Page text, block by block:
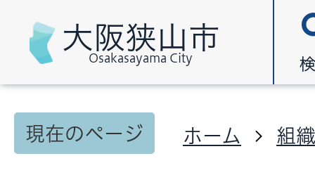
大阪狭山市
Osakasayama City
現在のページ ホーム 組